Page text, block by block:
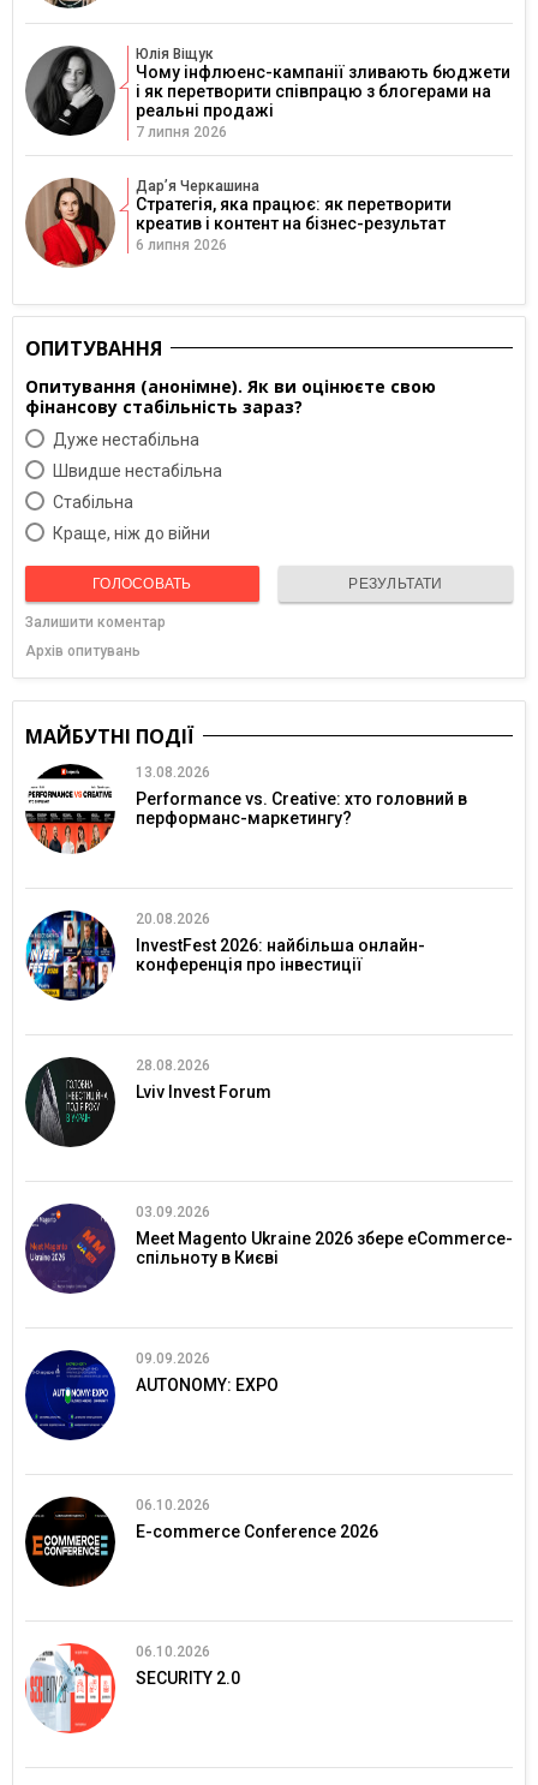
Юлія Віщук
Чому інфлюенс-кампанії зливають бюджети
і як перетворити співпрацю з блогерами на
реальні продажі
7 липня 2026
Дарʼя Черкашина
Стратегія, яка працює: як перетворити
креатив і контент на бізнес-результат
6 липня 2026
ОПИТУВАННЯ
Опитування (анонімне). Як ви оцінюєте свою
фінансову стабільність зараз?
Дуже нестабільна
Швидше нестабільна
Cтабільна
Краще, ніж до війни
ГОЛОСОВАТЬ РЕЗУЛЬТАТИ
Залишити коментар
Архів опитувань
МАЙБУТНІ ПОДІЇ
13.08.2026
Performance vs. Creative: хто головний в
перформанс-маркетингу?
20.08.2026
InvestFest 2026: найбільша онлайн-
конференція про інвестиції
28.08.2026
Lviv Invest Forum
03.09.2026
Meet Magento Ukraine 2026 збере eCommerce-
спільноту в Києві
09.09.2026
AUTONOMY: EXPO
06.10.2026
E-commerce Conference 2026
06.10.2026
SECURITY 2.0